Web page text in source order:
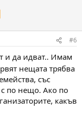
#6
и да идват.. Имам
нещата трябва
със
с по нещо. Ако по
какъв